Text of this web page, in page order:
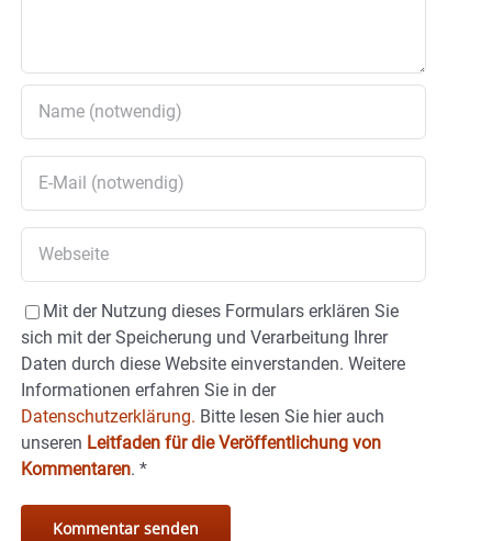
Mit der Nutzung dieses Formulars erklären Sie
sich mit der Speicherung und Verarbeitung Ihrer
Daten durch diese Website einverstanden. Weitere
Informationen erfahren Sie in der
Datenschutzerklärung. Bitte lesen Sie hier auch
unseren Leitfaden für die Veröffentlichung von
Kommentaren. *